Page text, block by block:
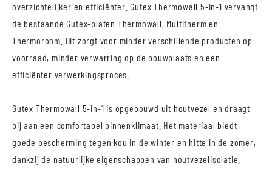
overzichtelijker en efficiënter. Gutex Thermowall 5-in-1 vervangt
de bestaande Gutex-platen Thermowall, Multitherm en
Thermoroom. Dit zorgt voor minder verschillende producten op
voorraad, minder verwarring op de bouwplaats en een
efficiënter verwerkingsproces.
Gutex Thermowall 5-in-1 is opgebouwd uit houtvezel en draagt
bij aan een comfortabel binnenklimaat. Het materiaal biedt
goede bescherming tegen kou in de winter en hitte in de zomer,
dankzij de natuurlijke eigenschappen van houtvezelisolatie.